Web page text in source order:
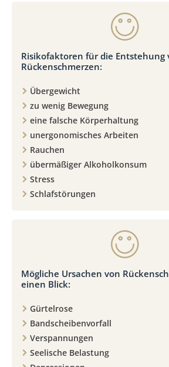
Risikofaktoren für die Entstehung
Rückenschmerzen:
Übergewicht
zu wenig Bewegung
eine falsche Körperhaltung
unergonomisches Arbeiten
Rauchen
übermäßiger Alkoholkonsum
Stress
Schlafstörungen
Mögliche Ursachen von
einen Blick:
Gürtelrose
Bandscheibenvorfall
Verspannungen
Seelische Belastung